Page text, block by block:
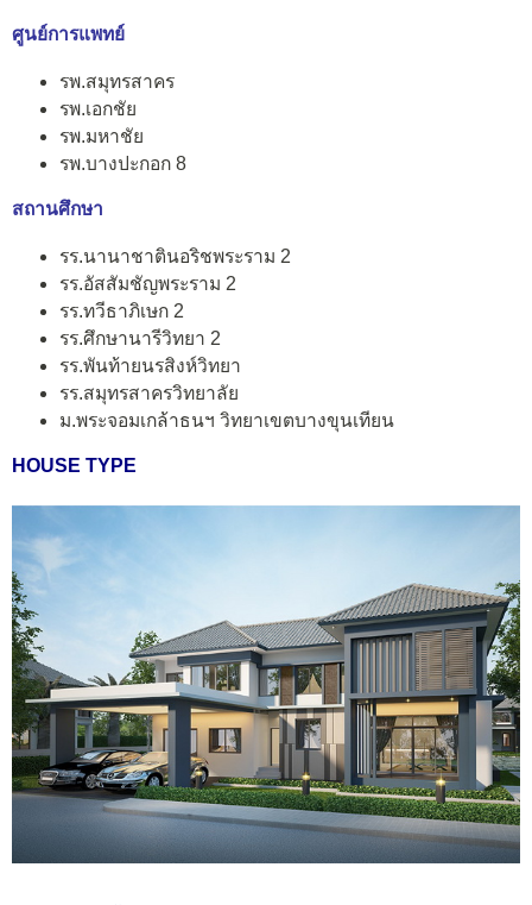
ศูนย์การแพทย์
รพ.สมุทรสาคร
รพ.เอกชัย
รพ.มหาชัย
รพ.บางปะกอก 8
สถานศึกษา
รร.นานาชาตินอริชพระราม 2
รร.อัสสัมชัญพระราม 2
รร.ทวีธาภิเษก 2
รร.ศึกษานารีวิทยา 2
รร.พันท้ายนรสิงห์วิทยา
รร.สมุทรสาครวิทยาลัย
ม.พระจอมเกล้าธนฯ วิทยาเขตบางขุนเทียน
HOUSE TYPE